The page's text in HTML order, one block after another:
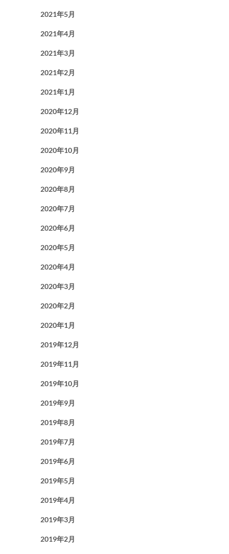
2021年5月
2021年4月
2021年3月
2021年2月
2021年1月
2020年12月
2020年11月
2020年10月
2020年9月
2020年8月
2020年7月
2020年6月
2020年5月
2020年4月
2020年3月
2020年2月
2020年1月
2019年12月
2019年11月
2019年10月
2019年9月
2019年8月
2019年7月
2019年6月
2019年5月
2019年4月
2019年3月
2019年2月